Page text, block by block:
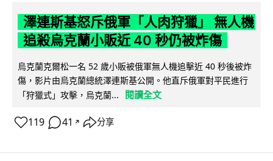
澤連斯基怒斥俄軍「人肉狩獵」 無人機
追殺烏克蘭小販近 40 秒仍被炸傷
烏克蘭克爾松一名 52 歲小販被俄軍無人機追擊近 40 秒後被炸
傷，影片由烏克蘭總統澤連斯基公開。他直斥俄軍對平民進行
「狩獵式」攻擊，烏克蘭...
閱讀全文
119 41 ↗ 分享